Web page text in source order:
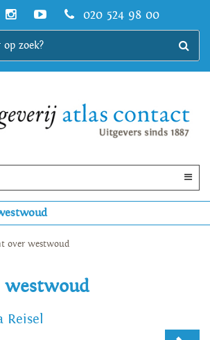
020 524 98 00
over westwoud
westwoud
Reisel